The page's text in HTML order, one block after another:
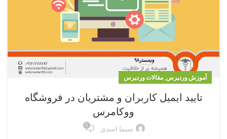
آموزش وردپرس, مقالات وردپرس
تایید ایمیل کاربران و مشتریان در فروشگاه
ووکامرس
سیما اسدی 0